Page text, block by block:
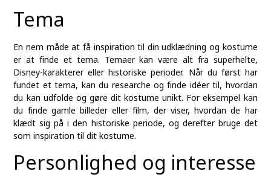
Tema
En nem måde at få inspiration til din udklædning og kostume
er at finde et tema. Temaer kan være alt fra superhelte,
Disney-karakterer eller historiske perioder. Når du først har
fundet et tema, kan du researche og finde idéer til, hvordan
du kan udfolde og gøre dit kostume unikt. For eksempel kan
du finde gamle billeder eller film, der viser, hvordan de har
klædt sig på i den historiske periode, og derefter bruge det
som inspiration til dit kostume.
Personlighed og interesse